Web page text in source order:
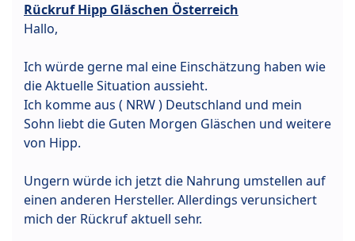
Rückruf Hipp Gläschen Österreich
Hallo,
Ich würde gerne mal eine Einschätzung haben wie
die Aktuelle Situation aussieht.
Ich komme aus ( NRW ) Deutschland und mein
Sohn liebt die Guten Morgen Gläschen und weitere
von Hipp.
Ungern würde ich jetzt die Nahrung umstellen auf
einen anderen Hersteller. Allerdings verunsichert
mich der Rückruf aktuell sehr.